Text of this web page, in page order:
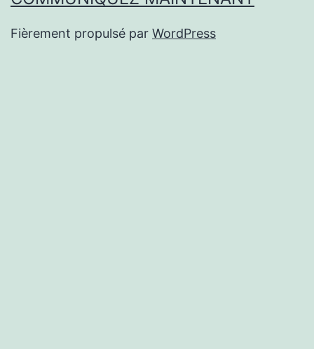
Fièrement propulsé par WordPress